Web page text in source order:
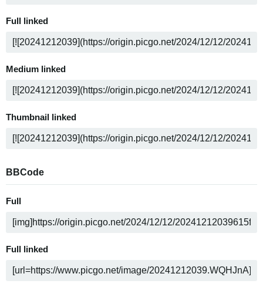
Full linked
Medium linked
Thumbnail linked
BBCode
Full
Full linked